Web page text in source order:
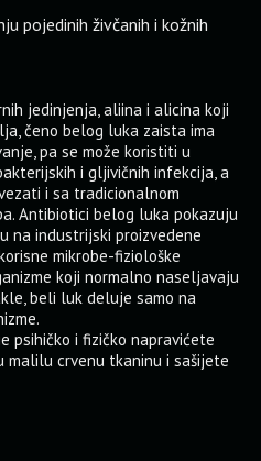
pojedinih živčanih i kožnih
jedinjenja, aliina i alicina koji
čeno belog luka zaista ima
pa se može koristiti u
i gljivičnih infekcija, a
i sa tradicionalnom
Antibiotici belog luka pokazuju
na industrijski proizvedene
mikrobe-fiziološke
koji normalno naseljavaju
beli luk deluje samo na
psihičko i fizičko napravićete
crvenu tkaninu i sašijete